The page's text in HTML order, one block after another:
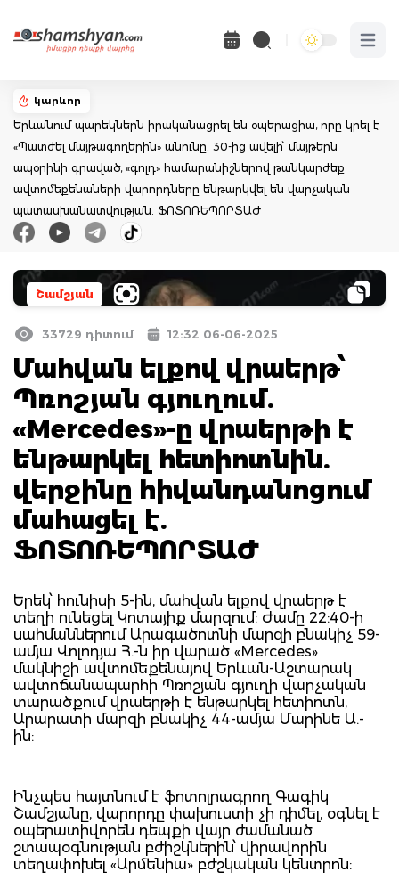
Open
կարևոր
Երևանում պարեկներն իրականացրել են օպերացիա, որը կրել է
«Պատժել մայթագողերին» անունը. 30-ից ավելի՝ մայթերն
ապօրինի գրաված, «գոլդ» համարանիշներով թանկարժեք
ավտոմեքենաների վարորդները ենթարկվել են վարչական
պատասխանատվության. ՖՈՏՈՌԵՊՈՐՏԱԺ
Շամշյան
33729 դիտում 12:32 06-06-2025
Մահվան ելքով վրաերթ՝
Պռոշյան գյուղում.
«Mercedes»-ը վրաերթի է
ենթարկել հետիոտնին.
վերջինը հիվանդանոցում
մահացել է.
ՖՈՏՈՌԵՊՈՐՏԱԺ
Երեկ՝ հունիսի 5-ին, մահվան ելքով վրաերթ է
տեղի ունեցել Կոտայիք մարզում: Ժամը 22:40-ի
սահմաններում Արագածոտնի մարզի բնակիչ 59-
ամյա Վոլոդյա Հ.-ն իր վարած «Mercedes»
մակնիշի ավտոմեքենայով Երևան-Աշտարակ
ավտոճանապարհի Պռոշյան գյուղի վարչական
տարածքում վրաերթի է ենթարկել հետիոտն,
Արարատի մարզի բնակիչ 44-ամյա Մարինե Ա.-
ին:
Ինչպես հայտնում է ֆոտոլրագրող Գագիկ
Շամշյանը, վարորդը փախուստի չի դիմել, օգնել է
օպերատիվորեն դեպքի վայր ժամանած
շտապօգնության բժիշկներին՝ վիրավորին
տեղափոխել «Արմենիա» բժշկական կենտրոն: